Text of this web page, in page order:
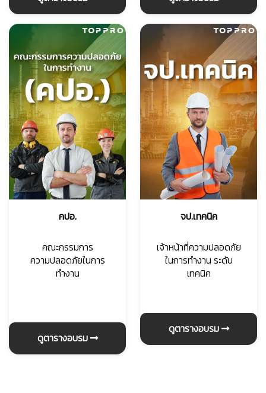
คปอ.
คณะกรรมการ
ความปลอดภัยในการ
ทำงาน
ดูตารางอบรม
จป.เทคนิค
เจ้าหน้าที่ความปลอดภัย
ในการทำงาน ระดับ
เทคนิค
ดูตารางอบรม